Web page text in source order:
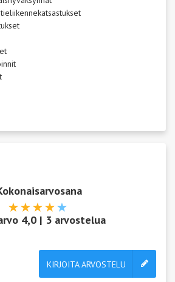
4,0 | 3 arvostelua
KIRJOITA ARVOSTELU